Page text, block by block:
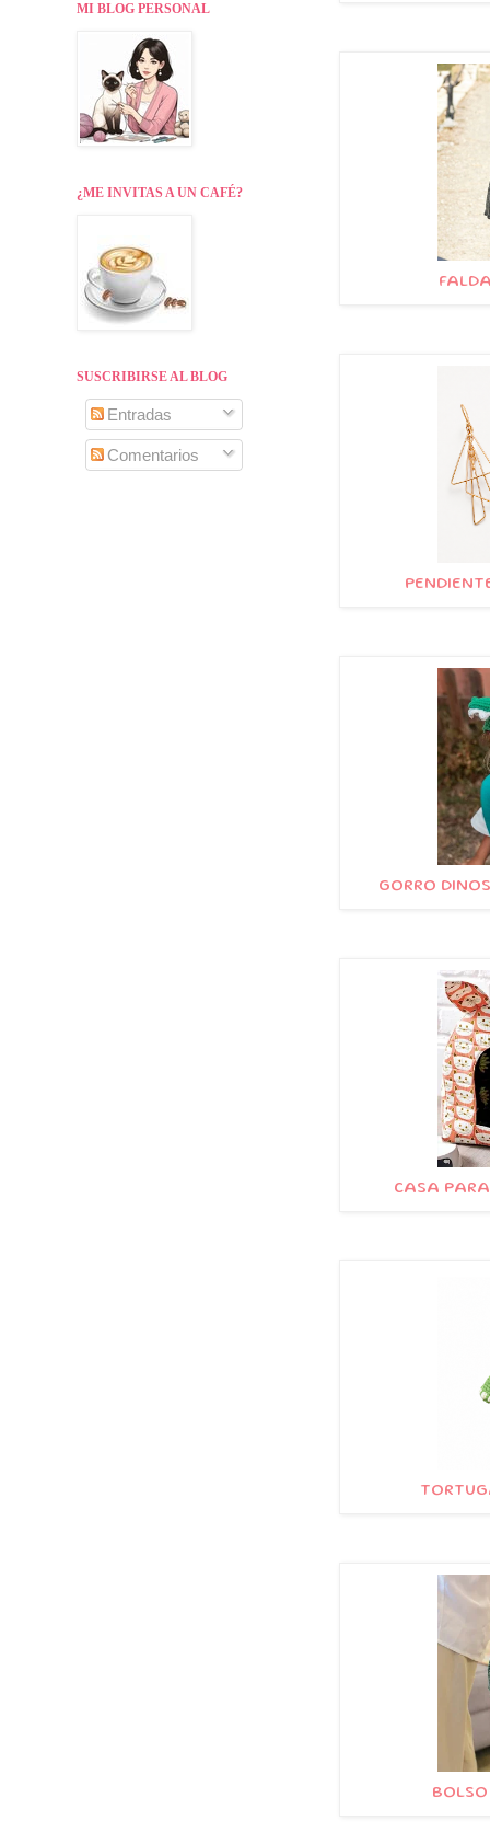
GORRO
CASA
MI BLOG PERSONAL
¿ME INVITAS A UN CAFÉ?
SUSCRIBIRSE AL BLOG
Entradas
Comentarios